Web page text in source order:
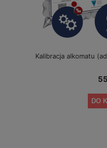
Kalibracja alkomatu
DO